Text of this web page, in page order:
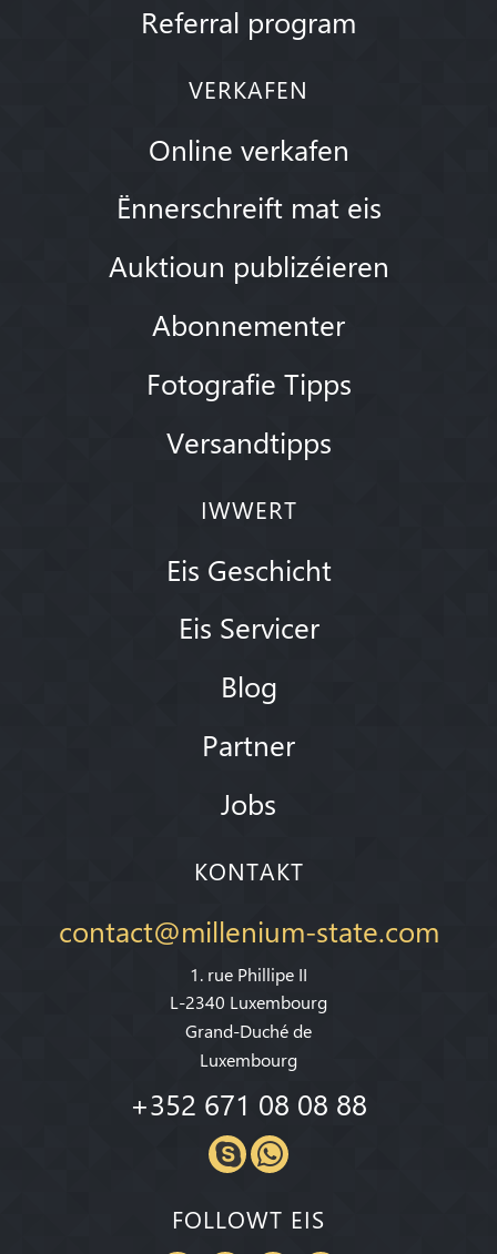
Referral program
VERKAFEN
Online verkafen
Ënnerschreift mat eis
Auktioun publizéieren
Abonnementer
Fotografie Tipps
Versandtipps
IWWERT
Eis Geschicht
Eis Servicer
Blog
Partner
Jobs
KONTAKT
contact@millenium-state.com
1. rue Phillipe II
L-2340 Luxembourg
Grand-Duché de
Luxembourg
+352 671 08 08 88
FOLLOWT EIS